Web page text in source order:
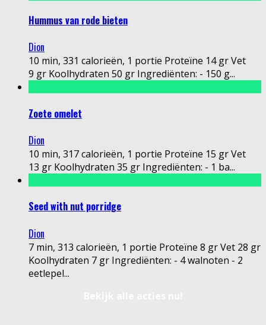
Hummus van rode bieten
Dion
10 min, 331 calorieën, 1 portie Proteïne 14 gr Vet
9 gr Koolhydraten 50 gr Ingrediënten: - 150 g...
Zoete omelet
Dion
10 min, 317 calorieën, 1 portie Proteïne 15 gr Vet
13 gr Koolhydraten 35 gr Ingrediënten: - 1 ba...
Seed with nut porridge
Dion
7 min, 313 calorieën, 1 portie Proteïne 8 gr Vet 28 gr
Koolhydraten 7 gr Ingrediënten: - 4 walnoten - 2
eetlepel...